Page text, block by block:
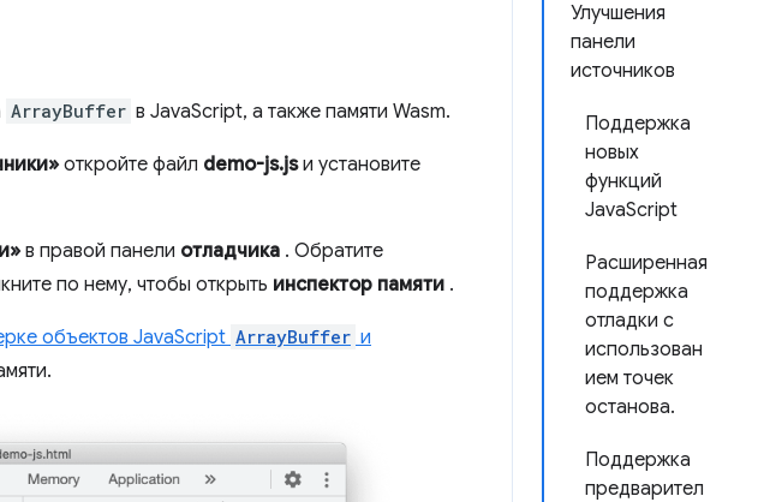
Улучшения
панели
источников
Поддержка
новых
функций
JavaScript
Расширенная
поддержка
отладки с
использован
ием точек
останова.
Поддержка
предварител
ArrayBuffer в JavaScript, а также памяти Wasm.
откройте файл demo-js.jsи установите
в правой панели отладчика . Обратите
по нему, чтобы открыть инспектор памяти .
объектов JavaScript ArrayBuffer и